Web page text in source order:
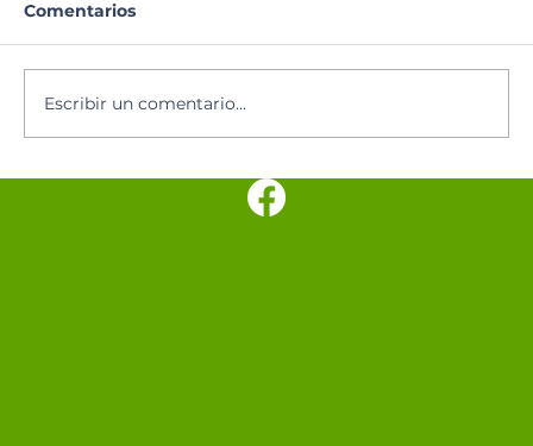
Pentecostés: Novena al Espíritu
Comentarios
Escribir un comentario...